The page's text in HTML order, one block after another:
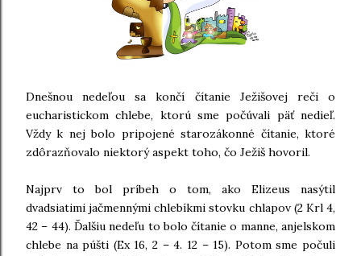
Dnešnou nedeľou sa končí čítanie Ježišovej reči o
eucharistickom chlebe, ktorú sme počúvali päť nedieľ.
Vždy k nej bolo pripojené starozákonné čítanie, ktoré
zdôrazňovalo niektorý aspekt toho, čo Ježiš hovoril.
Najprv to bol príbeh o tom, ako Elizeus nasýtil
dvadsiatimi jačmennými chlebíkmi stovku chlapov (2 Krl 4,
42 – 44). Ďalšiu nedeľu to bolo čítanie o manne, anjelskom
chlebe na púšti (Ex 16, 2 – 4. 12 – 15). Potom sme počuli